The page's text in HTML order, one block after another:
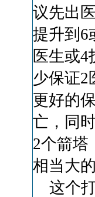
议先出
提升到6
医生或4
少保证2
更好的
亡，同
2个箭塔
相当大
这个